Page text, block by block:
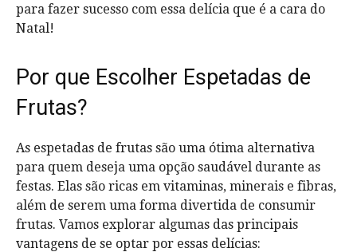
para fazer sucesso com essa delícia que é a cara do
Natal!
Por que Escolher Espetadas de
Frutas?
As espetadas de frutas são uma ótima alternativa
para quem deseja uma opção saudável durante as
festas. Elas são ricas em vitaminas, minerais e fibras,
além de serem uma forma divertida de consumir
frutas. Vamos explorar algumas das principais
vantagens de se optar por essas delícias: